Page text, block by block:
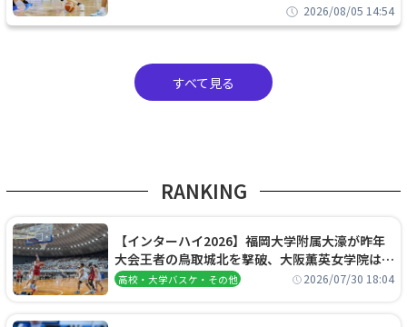
2026/08/05 14:54
すべて見る
RANKING
【インターハイ2026】福岡大学附属大濠が昨年
大会王者の鳥取城北を撃破、大阪薫英女学院は岐
阜女子に完勝、大会3日目試合結果
高校・大学バスケ・その他 2026/07/30 18:04